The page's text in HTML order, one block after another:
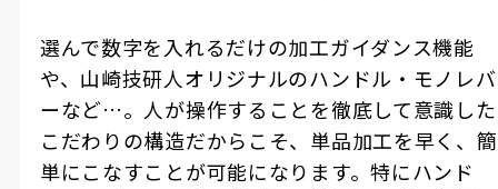
選んで数字を入れるだけの加工ガイダンス機能
や、山崎技研人オリジナルのハンドル・モノレバ
ーなど…。人が操作することを徹底して意識した
こだわりの構造だからこそ、単品加工を早く、簡
単にこなすことが可能になります。特にハンド